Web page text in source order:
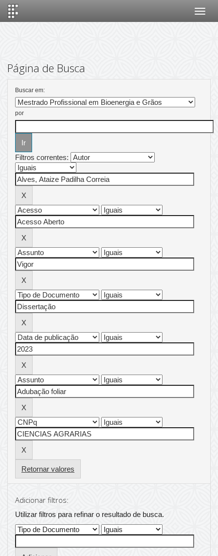
Página de Busca
Buscar em:
por
Filtros correntes:
Retornar valores
Adicionar filtros:
Utilizar filtros para refinar o resultado de busca.